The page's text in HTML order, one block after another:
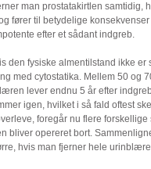
man prostatakirtlen samtidig,
fører til betydelige
efter et sådant indgreb.
den fysiske almentilstand ikke
med cytostatika. Mellem 50 og
lever endnu 5 år efter
igen, hvilket i så fald oftest
foregår nu flere forskellige
bliver opereret bort.
hvis man fjerner hele